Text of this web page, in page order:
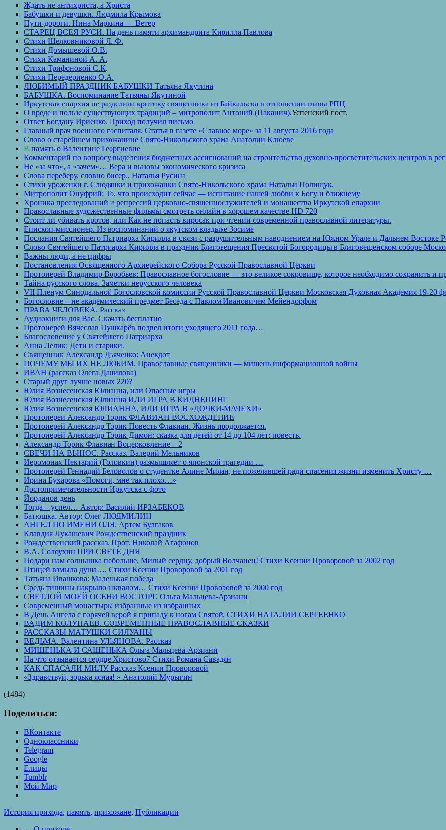
Ждать не антихриста, а Христа
Бабушки и девушки. Людмила Крымова
Пути-дороги. Нина Маркина — Ветер
СТАРЕЦ ВСЕЯ РУСИ. На день памяти архимандрита Кирилла Павлова
Стихи Шелковниковой Л. Ф.
Стихи Домышевой О.В.
Стихи Каманиной А. А.
Стихи Трифоновой С.К.
Стихи Передериенко О.А.
ЛЮБИМЫЙ ПРАЗДНИК БАБУШКИ Татьяна Якутина
БАБУШКА. Воспоминание Татьяны Якутиной
Иркутская епархия не разделила критику священника из Байкальска в отношении главы РПЦ
О вреде и пользе существующих традиций – митрополит Антоний (Паканич).Успенский пост.
Ответ Богдану Ириенко. Приход получил письмо
Главный врач военного госпиталя. Статья в газете «Славное море» за 11 августа 2016 года
Слово о старейшем прихожанине Свято-Никольского храма Анатолии Клюеве
В память о Валентине Георгиевне
Комментарий по вопросу выделения бюджетных ассигнований на строительство духовно-просветительских центров в
Не «за что», а «зачем»… Вера и вызовы экономического кризиса
Слова переберу, словно бисер.. Наталья Русина
Стихи уроженки г. Слюдянки и прихожанки Свято-Никольского храма Натальи Полищук.
Митрополит Онуфрий: То, что происходит сейчас — испытание нашей любви к Богу и ближнему
Хроника преследований и репрессий церковно-священнослужителей и монашества Иркутской епархии
Православные художественные фильмы смотреть онлайн в хорошем качестве HD 720
Стоит ли убивать кротов, или Как не попасть впросак при чтении современной православной литературы.
Епископ-миссионер. Из воспоминаний о якутском владыке Зосиме
Послания Святейшего Патриарха Кирилла в связи с разрушительным наводнением на Южном Урале и Дальнем Востоке
Слово Святейшего Патриарха Кирилла в праздник Благовещения Пресвятой Богородицы в Благовещенском соборе
Важны люди, а не цифры
Постановления Освященного Архиерейского Собора Русской Православной Церкви
Протоиерей Владимир Воробьев: Православное богословие — это великое сокровище, которое необходимо сохранить и
Тайна русского слова. Заметки нерусского человека
VII Пленум Синодальной Богословской комиссии Русской Православной Церкви Московская Духовная Академия 19-20
Богословие – не академический предмет Беседа с Павлом Ивановичем Мейендорфом
ПРАВА ЧЕЛОВЕКА. Рассказ
Аудиокниги для Вас. Скачать бесплатно
Протоиерей Вячеслав Пушкарёв подвел итоги уходящего 2011 года…
Благословение у Святейшего Патриарха
Анна Лелик: Дети и старики.
Священник Александр Дьяченко: Анекдот
ПОЧЕМУ МЫ ИХ НЕ ЛЮБИМ. Православные священники — мишень информационной войны
ИВАН (рассказ Олега Данилова)
Старый друг лучше новых 220?
Юлия Вознесенская Юлианна, или Опасные игры
Юлия Вознесенская Юлианна ИЛИ ИГРА В КИДНЕПИНГ
Юлия Вознесенская ЮЛИАННА, ИЛИ ИГРА В «ДОЧКИ-МАЧЕХИ»
Протоиерей Александр Торик ФЛАВИАН ВОСХОЖДЕНИЕ
Протоиерей Александр Торик Повесть Флавиан. Жизнь продолжается.
Протоиерей Александр Торик Димон: сказка для детей от 14 до 104 лет: повесть.
Александр Торик Флавиан Воцерковление – 2
СВЕЧИ НА ВЫНОС. Рассказ. Валерий Мельников
Иеромонах Нектарий (Головкин) размышляет о японской трагедии …
Протоиерей Геннадий Беловолов о студентке Алине Милан, не пожелавшей ради спасения жизни изменить Христу …
Ирина Бухарова «Помоги, мне так плохо…»
Достопримечательности Иркутска с фото
Йорданов день
Тогда – успел… Автор: Василий ИРЗАБЕКОВ
Батюшка. Автор: Олег ЛЮДМИЛИН
АНГЕЛ ПО ИМЕНИ ОЛЯ. Артем Булгаков
Клавдия Лукашевич Рождественский праздник
Рождественский рассказ. Прот. Николай Агафонов
В.А. Солоухин ПРИ СВЕТЕ ДНЯ
Подари нам солнышка побольше, Милый сердцу, добрый Волчанец! Стихи Ксении Проворовой за 2002 год
Птицей взмыла душа…. Стихи Ксении Проворовой за 2001 год
Татьяна Ивашкова: Маленькая победа
Средь тишины накрыло шквалом… Стихи Ксении Проворовой за 2000 год
СВЕТЛОЙ МОЕЙ ОСЕНИ ВОСТОРГ. Ольга Мальцева-Арзиани
Современный монастырь: избранные из избранных
В День Ангела с горячей верой я припаду к ногам Святой. СТИХИ НАТАЛИИ СЕРГЕЕНКО
ВАДИМ КОЛУПАЕВ. СОВРЕМЕННЫЕ ПРАВОСЛАВНЫЕ СКАЗКИ
РАССКАЗЫ МАТУШКИ СИЛУАНЫ
ВЕДЬМА. Валентина УЛЬЯНОВА. Рассказ
МИШЕНЬКА И САШЕНЬКА Ольга Мальцева-Арзиани
На что отзывается сердце Христово7 Стихи Романа Савадян
КАК СПАСАЛИ МИЛУ. Рассказ Ксении Проворовой
«Здравствуй, зорька ясная! » Анатолий Мурыгин
(1484)
Поделиться:
ВКонтакте
Одноклассники
Telegram
Google
Елицы
Tumblr
Мой Мир
История прихода, память, прихожане, Публикации